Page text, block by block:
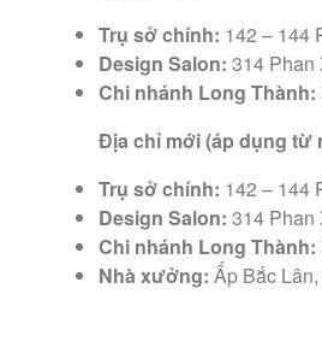
Trụ sở chính: 142 – 144
Design Salon: 314 Phan
Chi nhánh Long Thành:
Địa chỉ mới (áp dụng từ
Trụ sở chính: 142 – 144
Design Salon: 314 Phan
Chi nhánh Long Thành:
Nhà xưởng: Ấp Bắc